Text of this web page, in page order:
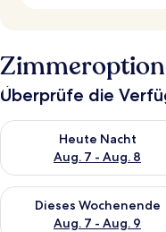
Überprüfe die
Heute Nacht
Aug. 7 - Aug. 8
Überprüfe die
Dieses Wochenende
Aug. 7 - Aug. 9
Überprüfe die